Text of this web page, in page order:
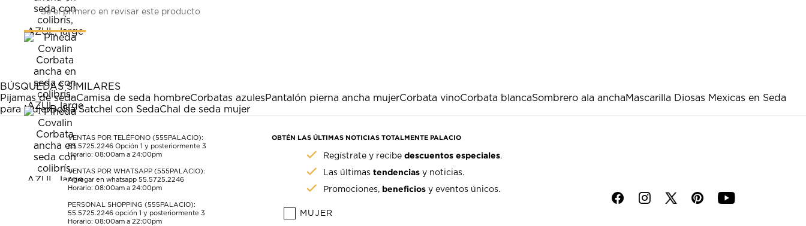
Seleccionar
para
calificar
el
artículo
con
1
estrella
Esta
acción
abrirá
el
formulario
de
envío.
Seleccionar
para
calificar
el
artículo
con
2
estrellas.
Esta
acción
abrirá
el
formulario
de
envío.
para
estrellas.
Esta
acción
abrirá
formulario
de
para
estrellas.
Esta
acción
abrirá
formulario
de
para
Esta
acción
abrirá
formulario
de
envío.
Sé el primero en revisar este producto
BÚSQUEDAS SIMILARES
Pijamas de sedaCamisa de seda hombreCorbatas azulesPantalón pierna ancha mujerCorbata vinoCorbata blancaSombrero ala anchaMascarilla Diosas Mexicas en Seda
para MujerBolsa Satchel con SedaChal de seda mujer
VENTAS POR TELÉFONO (555PALACIO):
55.5725.2246 Opción 1 y posteriormente 3
Horario: 08:00am a 24:00pm
VENTAS POR WHATSAPP (555PALACIO):
Agregar en whatsapp 55.5725.2246
Horario: 08:00am a 24:00pm
PERSONAL SHOPPING (555PALACIO):
55.5725.2246 opción 1 y posteriormente 3
Horario: 08:00am a 22:00pm
OBTÉN LAS ÚLTIMAS NOTICIAS TOTALMENTE PALACIO
Regístrate y recibedescuentos especiales.
Las últimastendencias y noticias.
Promociones, beneficios y eventos únicos.
MUJER
f i p y